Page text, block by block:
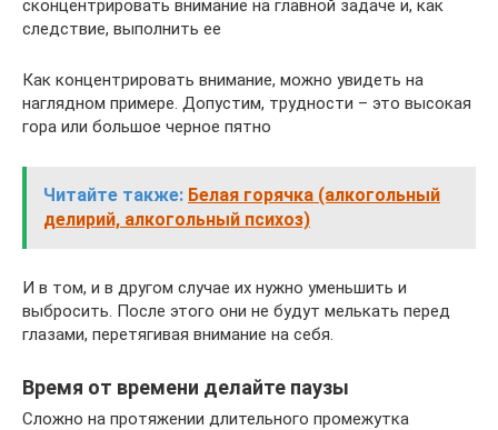
сконцентрировать внимание на главной задаче и, как
следствие, выполнить ее
Как концентрировать внимание, можно увидеть на
наглядном примере. Допустим, трудности – это высокая
гора или большое черное пятно
Читайте также: Белая горячка (алкогольный
делирий, алкогольный психоз)
И в том, и в другом случае их нужно уменьшить и
выбросить. После этого они не будут мелькать перед
глазами, перетягивая внимание на себя.
Время от времени делайте паузы
Сложно на протяжении длительного промежутка